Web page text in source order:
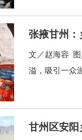
张掖甘州
文／赵海容
溢，吸引一众
甘州区安